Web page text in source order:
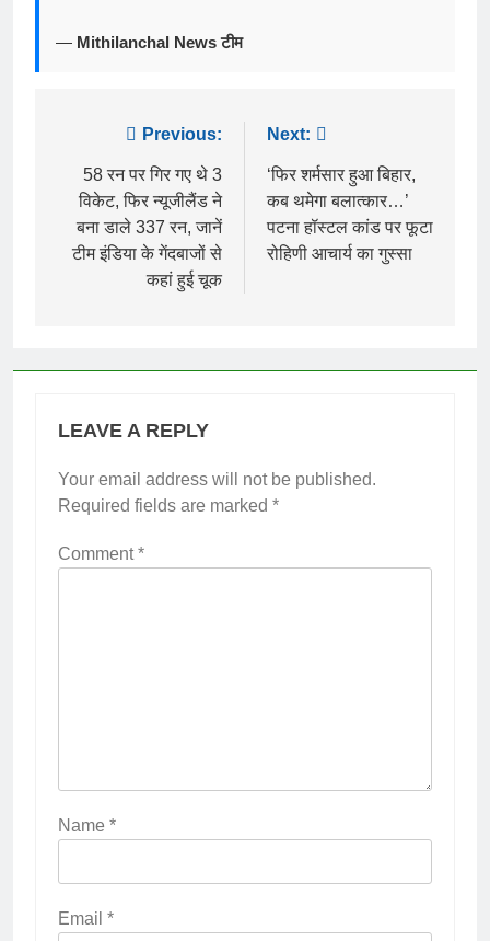
— Mithilanchal News टीम
navigation
Previous:
58 रन पर गिर गए थे 3
विकेट, फिर न्यूजीलैंड ने
बना डाले 337 रन, जानें
टीम इंडिया के गेंदबाजों से
कहां हुई चूक
Next:
‘फिर शर्मसार हुआ बिहार,
कब थमेगा बलात्कार…’
पटना हॉस्टल कांड पर फूटा
रोहिणी आचार्य का गुस्सा
LEAVE A REPLY
Your email address will not be published.
Required fields are marked *
Comment*
Name *
Email *